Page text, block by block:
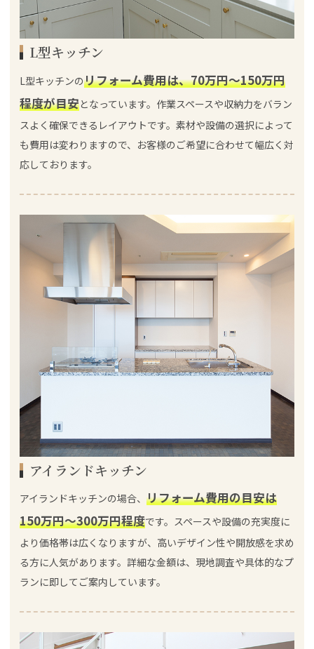
L型キッチン
L型キッチンのリフォーム費用は、70万円～150万円
程度が目安となっています。作業スペースや収納力をバラン
スよく確保できるレイアウトです。素材や設備の選択によって
も費用は変わりますので、お客様のご希望に合わせて幅広く対
応しております。
アイランドキッチン
アイランドキッチンの場合、 リフォーム費用の目安は
150万円～300万円程度です。スペースや設備の充実度に
より価格帯は広くなりますが、高いデザイン性や開放感を求め
る方に人気があります。詳細な金額は、現地調査や具体的なプ
ランに即してご案内しています。